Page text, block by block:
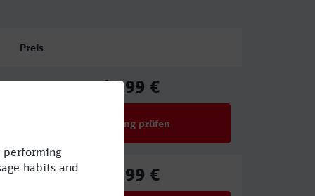
Preis
49,99 €
Verbindung prüfen
49,99 €